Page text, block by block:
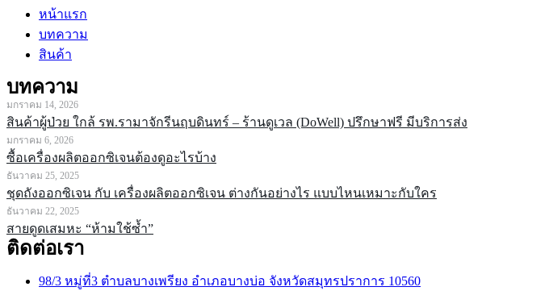
หน้าแรก
บทความ
สินค้า
บทความ
มกราคม 14, 2026
สินค้าผู้ป่วย ใกล้ รพ.รามาจักรีนฤบดินทร์ – ร้านดูเวล (DoWell) ปรึกษาฟรี มีบริการส่ง
มกราคม 6, 2026
ซื้อเครื่องผลิตออกซิเจนต้องดูอะไรบ้าง
ธันวาคม 25, 2025
ชุดถังออกซิเจน กับ เครื่องผลิตออกซิเจน ต่างกันอย่างไร แบบไหนเหมาะกับใคร
ธันวาคม 22, 2025
สายดูดเสมหะ “ห้ามใช้ซ้ำ”
ติดต่อเรา
98/3 หมู่ที่3 ตำบลบางเพรียง อำเภอบางบ่อ จังหวัดสมุทรปราการ 10560